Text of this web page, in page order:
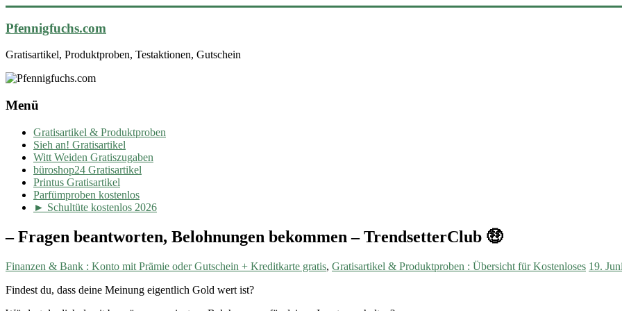
Pfennigfuchs.com
Gratisartikel, Produktproben, Testaktionen, Gutschein
Menü
Gratisartikel & Produktproben
Sieh an! Gratisartikel
Witt Weiden Gratiszugaben
büroshop24 Gratisartikel
Printus Gratisartikel
Parfümproben kostenlos
► Schultüte kostenlos 2026
– Fragen beantworten, Belohnungen bekommen – TrendsetterClub 🤑
Finanzen & Bank : Konto mit Prämie oder Gutschein + Kreditkarte gratis, Gratisartikel & Produktproben : Übersicht für Kostenloses 19.
Findest du, dass deine Meinung eigentlich Gold wert ist?